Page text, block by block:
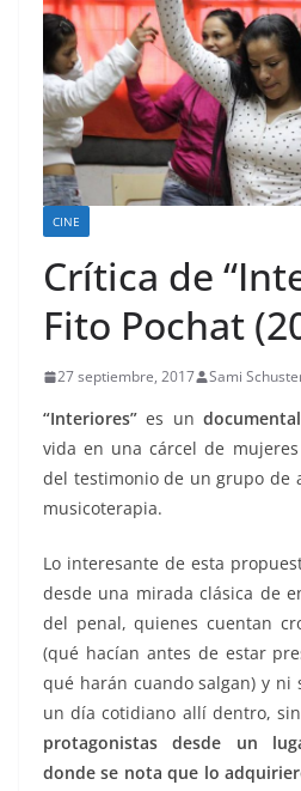
CINE
Crítica de
Fito Pochat
27 septiembre, 2017 Sami
“Interiores” es undocumental
vida en una cárcel de
del testimonio de un grupo de
musicoterapia.
Lo interesante de esta
desde una mirada clásica de
del penal, quienes cuentan
(qué hacían antes de estar
qué harán cuando salgan) y ni
un día cotidiano allí dentro,
protagonistas desde un
donde se nota que lo